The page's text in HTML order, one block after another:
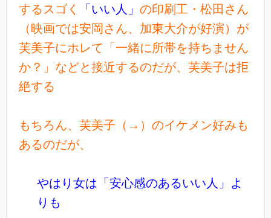
するスゴく
「いい人」 の印刷工・松田さん
（映画では安岡さん、加東大介が好演）が
芙美子にホレて「一緒に所帯を持ちません
か？」などと接近するのだが、芙美子は拒
絶する
もちろん、芙美子（→）のイケメン好みも
あるのだが、
やはり女は「安心感のあるいい人」よ
りも